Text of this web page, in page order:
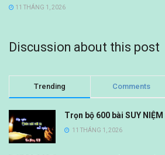
11 THÁNG 1, 2026
Discussion about this post
Trending Comments
Trọn bộ 600 bài SUY
11 THÁNG 1, 2026